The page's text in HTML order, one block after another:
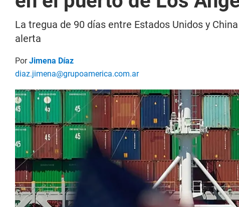
La tregua de 90 días entre Estados Unidos y
alerta
PorJimena Díaz
diaz.jimena@grupoamerica.com.ar